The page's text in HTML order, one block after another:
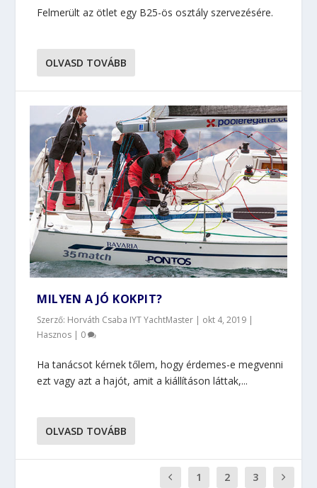
Felmerült az ötlet egy B25-ös osztály szervezésére.
OLVASD TOVÁBB
MILYEN A JÓ KOKPIT?
Szerző: Horváth Csaba IYT YachtMaster | okt 4, 2019 |
Hasznos | 0
Ha tanácsot kérnek tőlem, hogy érdemes-e megvenni
ezt vagy azt a hajót, amit a kiállításon láttak,...
OLVASD TOVÁBB
1 2 3